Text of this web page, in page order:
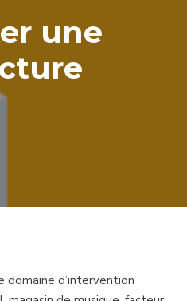
une
domaine d’intervention